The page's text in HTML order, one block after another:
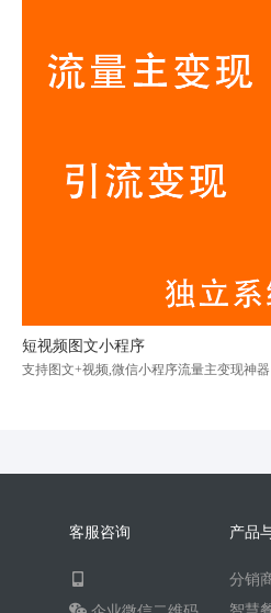
短视频图文小程序
支持图文+视频,微信小程序流量主变现神器
客服咨询 产品
分销